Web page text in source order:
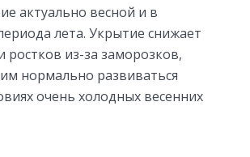
актуально весной и в
лета. Укрытие снижает
ростков из-за заморозков,
нормально развиваться
очень холодных весенних